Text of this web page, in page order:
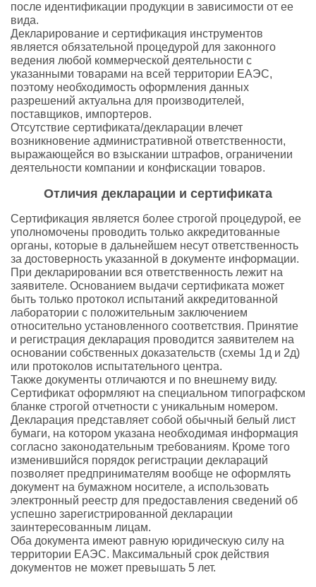
после идентификации продукции в зависимости от ее
вида.
Декларирование и сертификация инструментов
является обязательной процедурой для законного
ведения любой коммерческой деятельности с
указанными товарами на всей территории ЕАЭС,
поэтому необходимость оформления данных
разрешений актуальна для производителей,
поставщиков, импортеров.
Отсутствие сертификата/декларации влечет
возникновение административной ответственности,
выражающейся во взыскании штрафов, ограничении
деятельности компании и конфискации товаров.
Отличия декларации и сертификата
Сертификация является более строгой процедурой, ее
уполномочены проводить только аккредитованные
органы, которые в дальнейшем несут ответственность
за достоверность указанной в документе информации.
При декларировании вся ответственность лежит на
заявителе. Основанием выдачи сертификата может
быть только протокол испытаний аккредитованной
лаборатории с положительным заключением
относительно установленного соответствия. Принятие
и регистрация декларация проводится заявителем на
основании собственных доказательств (схемы 1д и 2д)
или протоколов испытательного центра.
Также документы отличаются и по внешнему виду.
Сертификат оформляют на специальном типографском
бланке строгой отчетности с уникальным номером.
Декларация представляет собой обычный белый лист
бумаги, на котором указана необходимая информация
согласно законодательным требованиям. Кроме того
изменившийся порядок регистрации деклараций
позволяет предпринимателям вообще не оформлять
документ на бумажном носителе, а использовать
электронный реестр для предоставления сведений об
успешно зарегистрированной декларации
заинтересованным лицам.
Оба документа имеют равную юридическую силу на
территории ЕАЭС. Максимальный срок действия
документов не может превышать 5 лет.